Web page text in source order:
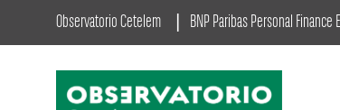
Observatorio Cetelem BNP Paribas Personal Finance